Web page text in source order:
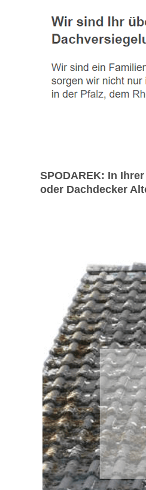
SPODAREK: In
oder Dachdecker